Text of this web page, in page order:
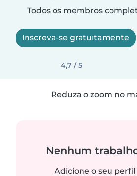
Todos os membros
Inscreva-se gratuitamente
4,7 / 5
Reduza o zoom no
Nenhum
Adicione o seu